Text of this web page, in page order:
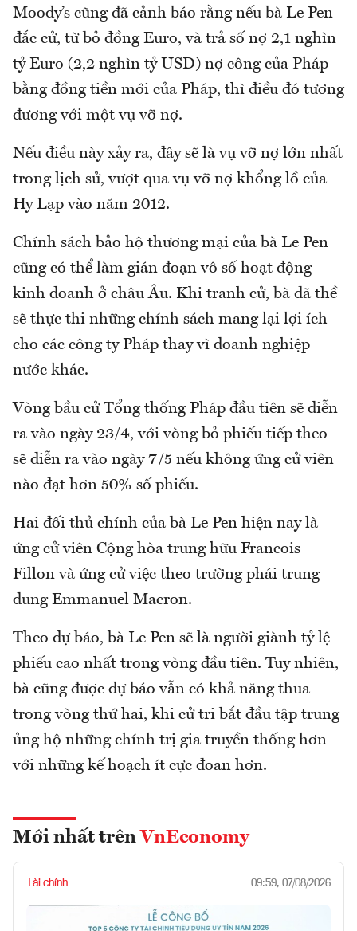
Moody’s cũng đã cảnh báo rằng nếu bà Le Pen
đắc cử, từ bỏ đồng Euro, và trả số nợ 2,1 nghìn
tỷ Euro (2,2 nghìn tỷ USD) nợ công của Pháp
bằng đồng tiền mới của Pháp, thì điều đó tương
đương với một vụ vỡ nợ.
Nếu điều này xảy ra, đây sẽ là vụ vỡ nợ lớn nhất
trong lịch sử, vượt qua vụ vỡ nợ khổng lồ của
Hy Lạp vào năm 2012.
Chính sách bảo hộ thương mại của bà Le Pen
cũng có thể làm gián đoạn vô số hoạt động
kinh doanh ở châu Âu. Khi tranh cử, bà đã thề
sẽ thực thi những chính sách mang lại lợi ích
cho các công ty Pháp thay vì doanh nghiệp
nước khác.
Vòng bầu cử Tổng thống Pháp đầu tiên sẽ diễn
ra vào ngày 23/4, với vòng bỏ phiếu tiếp theo
sẽ diễn ra vào ngày 7/5 nếu không ứng cử viên
nào đạt hơn 50% số phiếu.
Hai đối thủ chính của bà Le Pen hiện nay là
ứng cử viên Cộng hòa trung hữu Francois
Fillon và ứng cử việc theo trường phái trung
dung Emmanuel Macron.
Theo dự báo, bà Le Pen sẽ là người giành tỷ lệ
phiếu cao nhất trong vòng đầu tiên. Tuy nhiên,
bà cũng được dự báo vẫn có khả năng thua
trong vòng thứ hai, khi cử tri bắt đầu tập trung
ủng hộ những chính trị gia truyền thống hơn
với những kế hoạch ít cực đoan hơn.
Mới nhất trên VnEconomy
Tài chính 09:59, 07/08/2026